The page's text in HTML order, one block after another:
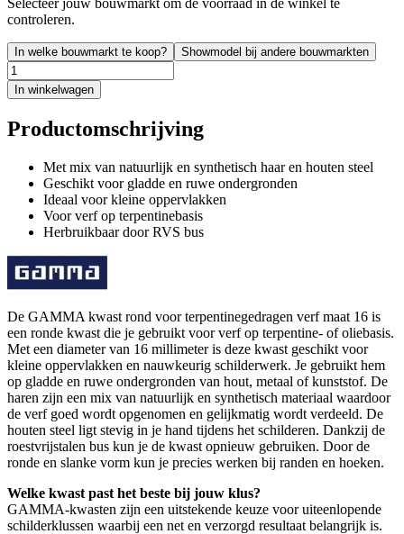
controleren.
In welke bouwmarkt te koop? Showmodel bij andere bouwmarkten
In winkelwagen
Productomschrijving
Met mix van natuurlijk en synthetisch haar en houten steel
Geschikt voor gladde en ruwe ondergronden
Ideaal voor kleine oppervlakken
Voor verf op terpentinebasis
Herbruikbaar door RVS bus
De GAMMA kwast rond voor terpentinegedragen verf maat 16 is
een ronde kwast die je gebruikt voor verf op terpentine- of oliebasis.
Met een diameter van 16 millimeter is deze kwast geschikt voor
kleine oppervlakken en nauwkeurig schilderwerk. Je gebruikt hem
op gladde en ruwe ondergronden van hout, metaal of kunststof. De
haren zijn een mix van natuurlijk en synthetisch materiaal waardoor
de verf goed wordt opgenomen en gelijkmatig wordt verdeeld. De
houten steel ligt stevig in je hand tijdens het schilderen. Dankzij de
roestvrijstalen bus kun je de kwast opnieuw gebruiken. Door de
ronde en slanke vorm kun je precies werken bij randen en hoeken.
Welke kwast past het beste bij jouw klus?
GAMMA-kwasten zijn een uitstekende keuze voor uiteenlopende
schilderklussen waarbij een net en verzorgd resultaat belangrijk is.